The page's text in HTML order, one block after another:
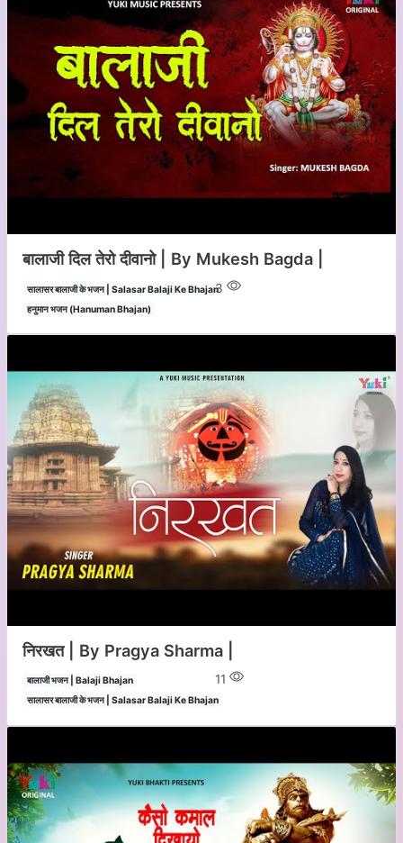
बालाजी दिल तेरो दीवानो | By Mukesh Bagda |
सालासर बालाजी के भजन | Salasar Balaji Ke Bhajan
हनुमान भजन (Hanuman Bhajan)
3
निरखत | By Pragya Sharma |
बालाजी भजन | Balaji Bhajan
सालासर बालाजी के भजन | Salasar Balaji Ke Bhajan
11